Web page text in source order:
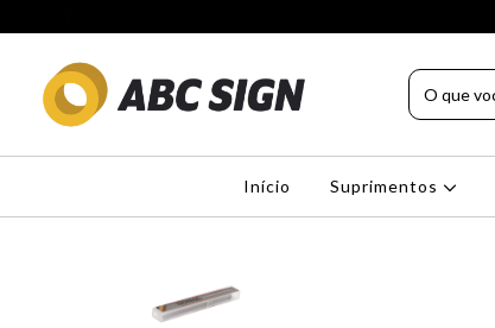
Início Suprimentos